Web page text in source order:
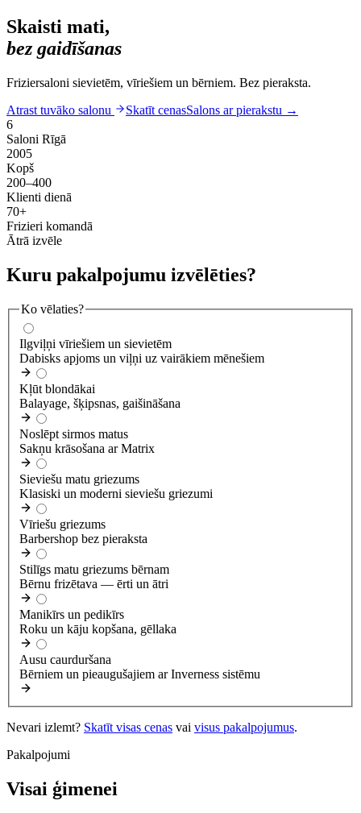
Skaisti mati,
bez gaidīšanas
Friziersaloni sievietēm, vīriešiem un bērniem. Bez pieraksta.
Atrast tuvāko salonu
Skatīt cenasSalons ar pierakstu →
6
Saloni Rīgā
2005
Kopš
200–400
Klienti dienā
70+
Frizieri komandā
Ātrā izvēle
Kuru pakalpojumu izvēlēties?
Ko vēlaties?
Ilgviļņi vīriešiem un sievietēm
Dabisks apjoms un viļņi uz vairākiem mēnešiem
Kļūt blondākai
Balayage, šķipsnas, gaišināšana
Noslēpt sirmos matus
Sakņu krāsošana ar Matrix
Sieviešu matu griezums
Klasiski un moderni sieviešu griezumi
Vīriešu griezums
Barbershop bez pieraksta
Stilīgs matu griezums bērnam
Bērnu frizētava — ērti un ātri
Manikīrs un pedikīrs
Roku un kāju kopšana, gēllaka
Ausu caurduršana
Bērniem un pieaugušajiem ar Inverness sistēmu
Nevari izlemt? Skatīt visas cenas vai visus pakalpojumus.
Pakalpojumi
Visai ģimenei